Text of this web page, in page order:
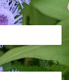
次の記事